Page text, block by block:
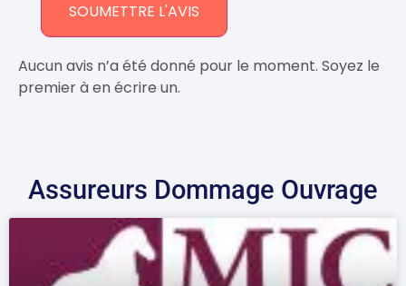
SOUMETTRE L'AVIS
Aucun avis n’a été donné pour le moment. Soyez le
premier à en écrire un.
Assureurs Dommage Ouvrage